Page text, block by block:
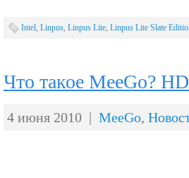
Intel, Linpus, Linpus Lite, Linpus Lite Slate
Что такое MeeGo? HD
4 июня 2010 | MeeGo,